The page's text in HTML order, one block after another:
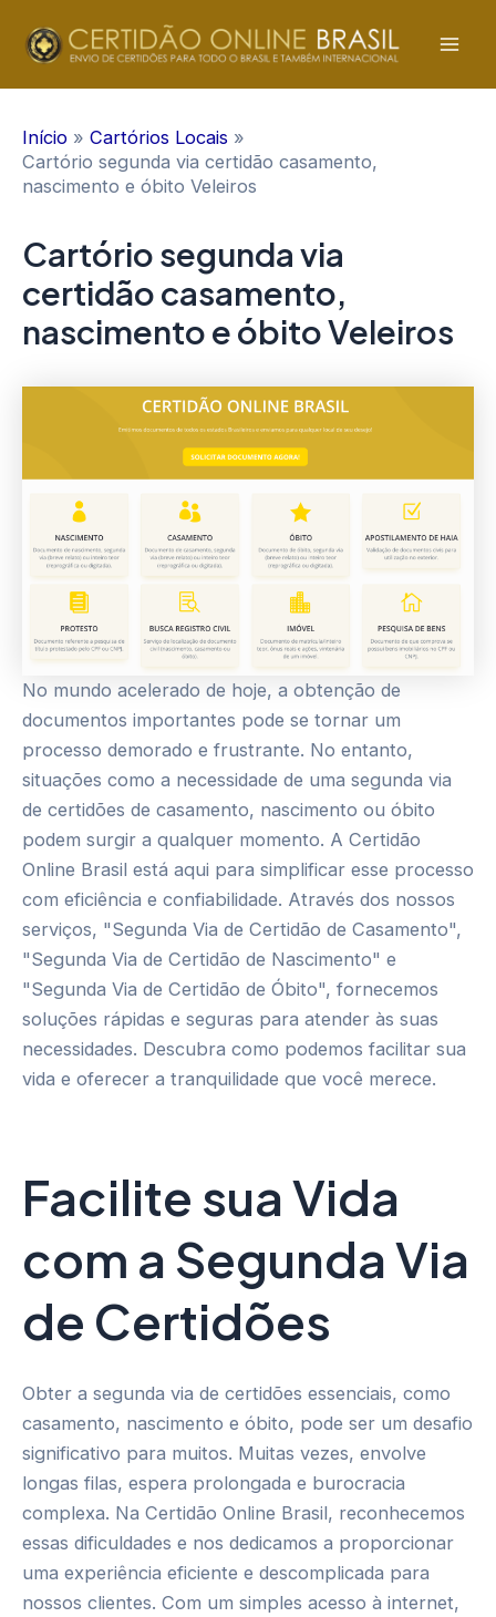
para
Início
Cartórios Locais
Cartório segunda via certidão casamento,
nascimento e óbito Veleiros
Cartório segunda via
certidão casamento,
nascimento e óbito Veleiros
No mundo acelerado de hoje, a obtenção de
documentos importantes pode se tornar um
processo demorado e frustrante. No entanto,
situações como a necessidade de uma segunda via
de certidões de casamento, nascimento ou óbito
podem surgir a qualquer momento. A Certidão
Online Brasil está aqui para simplificar esse processo
com eficiência e confiabilidade. Através dos nossos
serviços, "Segunda Via de Certidão de Casamento",
"Segunda Via de Certidão de Nascimento" e
"Segunda Via de Certidão de Óbito", fornecemos
soluções rápidas e seguras para atender às suas
necessidades. Descubra como podemos facilitar sua
vida e oferecer a tranquilidade que você merece.
Facilite sua Vida
com a Segunda Via
de Certidões
Obter a segunda via de certidões essenciais, como
casamento, nascimento e óbito, pode ser um desafio
significativo para muitos. Muitas vezes, envolve
longas filas, espera prolongada e burocracia
complexa. Na Certidão Online Brasil, reconhecemos
essas dificuldades e nos dedicamos a proporcionar
uma experiência eficiente e descomplicada para
nossos clientes. Com um simples acesso à internet,